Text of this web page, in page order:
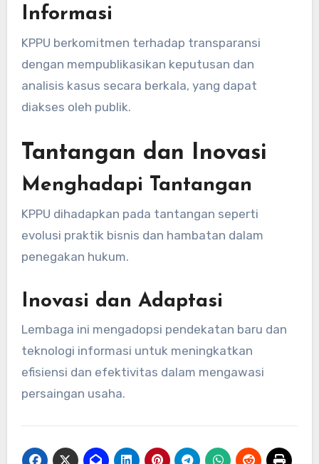
Informasi
KPPU berkomitmen terhadap transparansi
dengan mempublikasikan keputusan dan
analisis kasus secara berkala, yang dapat
diakses oleh publik.
Tantangan dan Inovasi
Menghadapi Tantangan
KPPU dihadapkan pada tantangan seperti
evolusi praktik bisnis dan hambatan dalam
penegakan hukum.
Inovasi dan Adaptasi
Lembaga ini mengadopsi pendekatan baru dan
teknologi informasi untuk meningkatkan
efisiensi dan efektivitas dalam mengawasi
persaingan usaha.